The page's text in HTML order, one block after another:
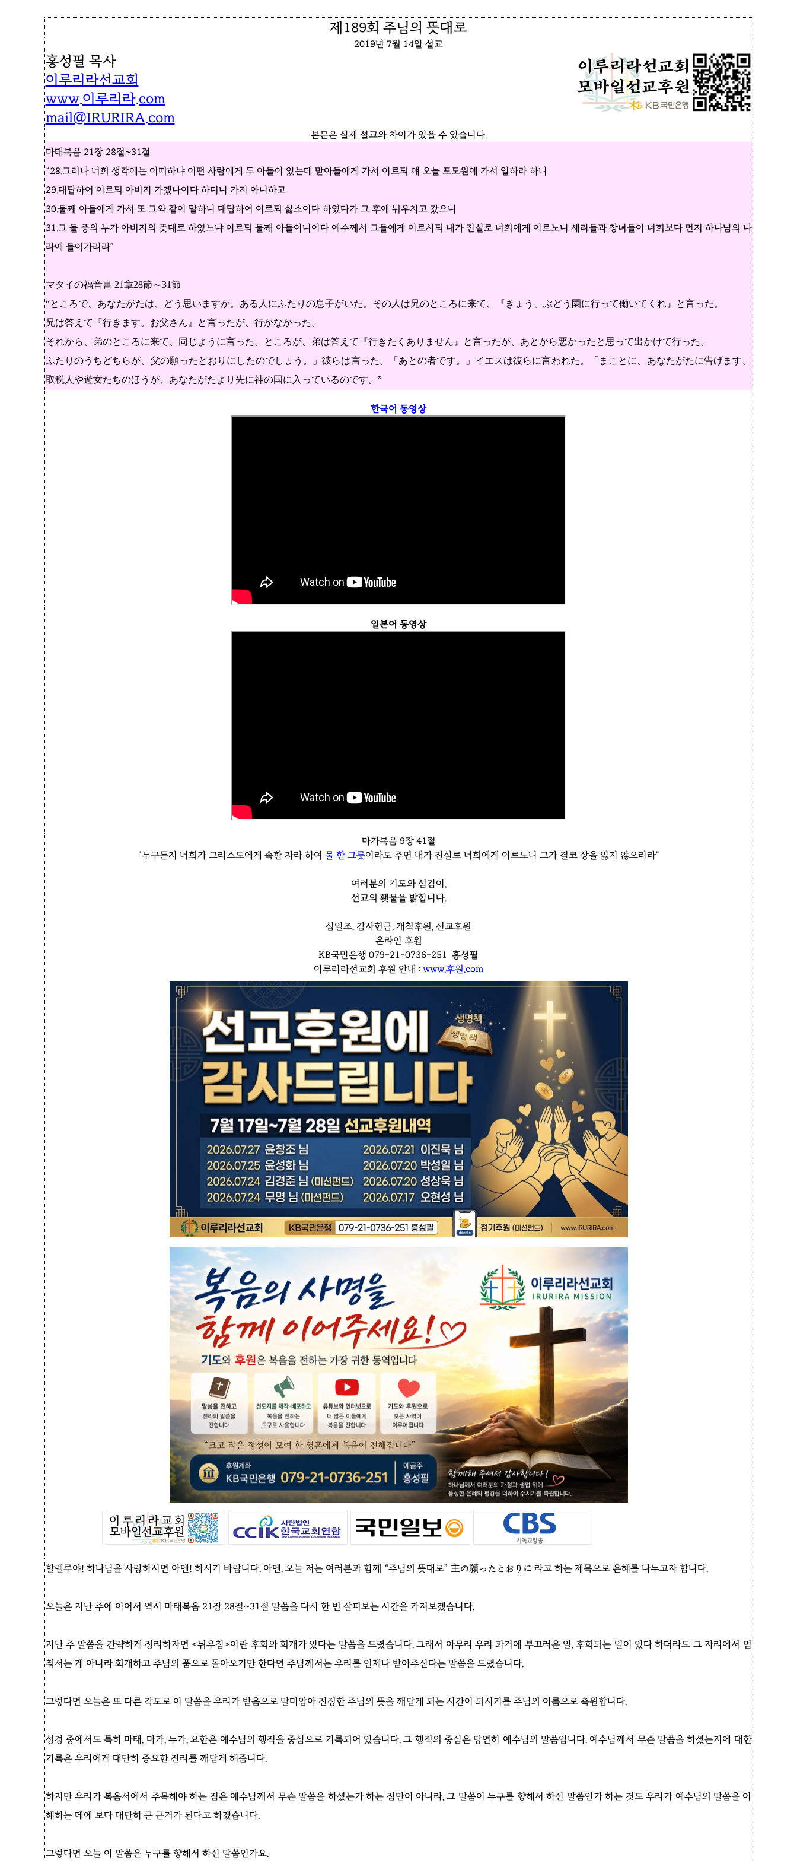
제189회 주님의 뜻대로
2019년 7월 14일 설교
홍성필 목사
이루리라선교회
www.이루리라.com
mail@IRURIRA.com
본문은 실제 설교와 차이가 있을 수 있습니다.
마태복음 21장 28절~31절
“28.그러나 너희 생각에는 어떠하냐 어떤 사람에게 두 아들이 있는데 맏아들에게 가서 이르되 얘 오늘 포도원에 가서 일하라 하니
29.대답하여 이르되 아버지 가겠나이다 하더니 가지 아니하고
30.둘째 아들에게 가서 또 그와 같이 말하니 대답하여 이르되 싫소이다 하였다가 그 후에 뉘우치고 갔으니
31.그 둘 중의 누가 아버지의 뜻대로 하였느냐 이르되 둘째 아들이니이다 예수께서 그들에게 이르시되 내가 진실로 너희에게 이르노니 세리들과 창녀들이 너희보다 먼저 하나님의 나
라에 들어가리라”
マタイの福音書 21章28節～31節
“ところで、あなたがたは、どう思いますか。ある人にふたりの息子がいた。その人は兄のところに来て、『きょう、ぶどう園に行って働いてくれ』と言った。
兄は答えて『行きます。お父さん』と言ったが、行かなかった。
それから、弟のところに来て、同じように言った。ところが、弟は答えて『行きたくありません』と言ったが、あとから悪かったと思って出かけて行った。
ふたりのうちどちらが、父の願ったとおりにしたのでしょう。」彼らは言った。「あとの者です。」イエスは彼らに言われた。「まことに、あなたがたに告げます。
取税人や遊女たちのほうが、あなたがたより先に神の国に入っているのです。”
한국어 동영상
일본어 동영상
마가복음 9장 41절
"누구든지 너희가 그리스도에게 속한 자라 하여 물 한 그릇이라도 주면 내가 진실로 너희에게 이르노니 그가 결코 상을 잃지 않으리라"
여러분의 기도와 섬김이,
선교의 횃불을 밝힙니다.
십일조, 감사헌금, 개척후원, 선교후원
온라인 후원
KB국민은행 079-21-0736-251 홍성필
이루리라선교회 후원 안내 : www.후원.com
할렐루야! 하나님을 사랑하시면 아멘! 하시기 바랍니다. 아멘. 오늘 저는 여러분과 함께 “주님의 뜻대로” 主の願ったとおりに 라고 하는 제목으로 은혜를 나누고자 합니다.
오늘은 지난 주에 이어서 역시 마태복음 21장 28절~31절 말씀을 다시 한 번 살펴보는 시간을 가져보겠습니다.
지난 주 말씀을 간략하게 정리하자면 <뉘우침>이란 후회와 회개가 있다는 말씀을 드렸습니다. 그래서 아무리 우리 과거에 부끄러운 일, 후회되는 일이 있다 하더라도 그 자리에서 멈
춰서는 게 아니라 회개하고 주님의 품으로 돌아오기만 한다면 주님께서는 우리를 언제나 받아주신다는 말씀을 드렸습니다.
그렇다면 오늘은 또 다른 각도로 이 말씀을 우리가 받음으로 말미암아 진정한 주님의 뜻을 깨닫게 되는 시간이 되시기를 주님의 이름으로 축원합니다.
성경 중에서도 특히 마태, 마가, 누가, 요한은 예수님의 행적을 중심으로 기록되어 있습니다. 그 행적의 중심은 당연히 예수님의 말씀입니다. 예수님께서 무슨 말씀을 하셨는지에 대한
기록은 우리에게 대단히 중요한 진리를 깨닫게 해줍니다.
하지만 우리가 복음서에서 주목해야 하는 점은 예수님께서 무슨 말씀을 하셨는가 하는 점만이 아니라, 그 말씀이 누구를 향해서 하신 말씀인가 하는 것도 우리가 예수님의 말씀을 이
해하는 데에 보다 대단히 큰 근거가 된다고 하겠습니다.
그렇다면 오늘 이 말씀은 누구를 향해서 하신 말씀인가요.